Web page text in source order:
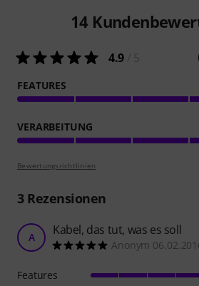
14
4.9
FEATURES
VERARBEITUNG
Bewertungsrichtlinien
3Rezensionen
A Kabel, das tut, was es soll
Anonym
Features